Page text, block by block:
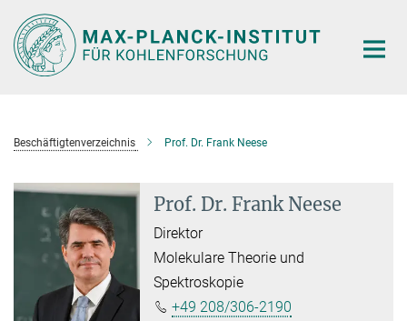
Hauptinhalt
Beschäftigtenverzeichnis Prof. Dr. Frank Neese
Prof. Dr. Frank Neese
Direktor
Molekulare Theorie und
Spektroskopie
+49 208/306-2190